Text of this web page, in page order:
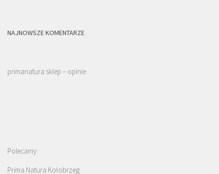
NAJNOWSZE KOMENTARZE
primanatura sklep – opinie
Polecamy:
Prima Natura Kołobrzeg